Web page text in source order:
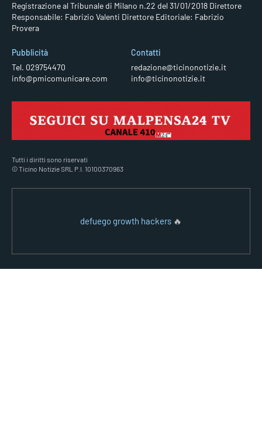
Registrazione al Tribunale di Milano n.22 del 31/01/2018 Direttore
Responsabile: Fabrizio Valenti Direttore Editoriale: Fabrizio
Provera
Pubblicità
Tel. 029754470
info@pmicomunicare.com
Contatti
redazione@ticinonotizie.it
info@ticinonotizie.it
Tutti i diritti sono riservati
© Ticino Notizie SRL P.I. 10100370963
defuego growth hackers 🔥